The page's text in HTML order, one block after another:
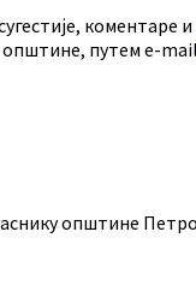
општине, путем е-
општине